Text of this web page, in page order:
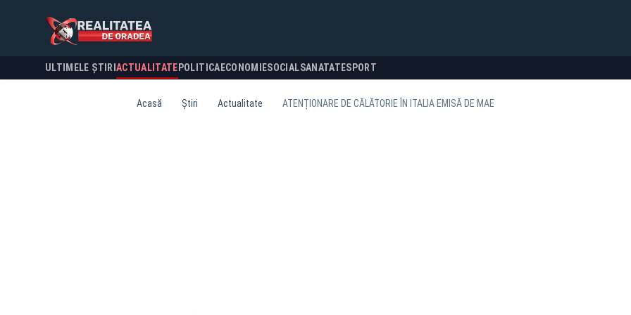
ULTIMELE ȘTIRI ACTUALITATE POLITICA ECONOMIESOCIALSANATATESPORT
Acasă Știri Actualitate ATENȚIONARE DE CĂLĂTORIE ÎN ITALIA EMISĂ DE MAE